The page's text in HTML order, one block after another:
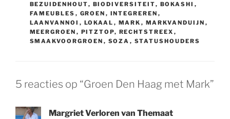
BEZUIDENHOUT, BIODIVERSITEIT, BOKASHI ,
FAMEUBLES , GROEN , INTEGREREN ,
LAANVANNOI , LOKAAL , MARK , MARKVANDUIJN ,
MEERGROEN , PITZTOP, RECHTSTREEX ,
SMAAKVOORGROEN , SOZA , STATUSHOUDERS
5 reacties op “Groen Den Haag met Mark”
Margriet Verloren van Themaat